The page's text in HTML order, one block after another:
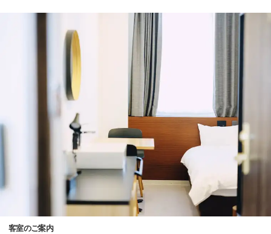
客室のご案内